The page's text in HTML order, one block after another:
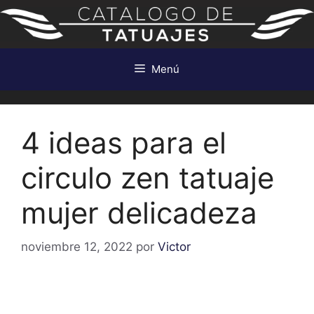
Saltar
contenido
Menú
4 ideas para el
circulo zen tatuaje
mujer delicadeza
noviembre 12, 2022 por Victor